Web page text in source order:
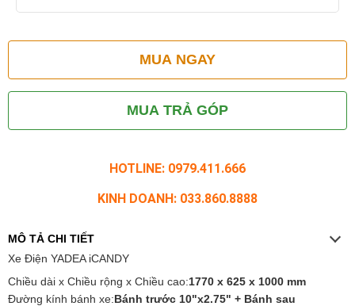
MUA NGAY
MUA TRẢ GÓP
HOTLINE: 0979.411.666
KINH DOANH: 033.860.8888
MÔ TẢ CHI TIẾT
Xe Điện YADEA iCANDY
Chiều dài x Chiều rộng x Chiều cao:1770 x 625 x 1000 mm
Đường kính bánh xe:Bánh trước 10"x2.75" + Bánh sau